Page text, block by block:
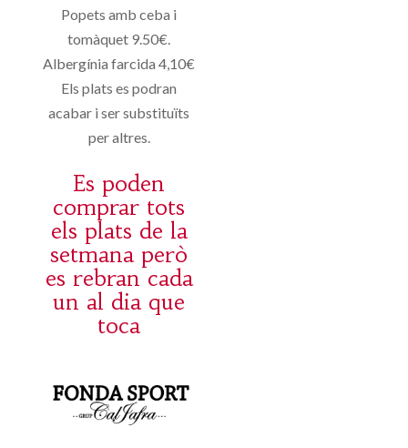
Popets amb ceba i
tomàquet 9.50€.
Albergínia farcida 4,10€
Els plats es podran
acabar i ser substituïts
per altres.
Es poden
comprar tots
els plats de la
setmana però
es rebran cada
un al dia que
toca